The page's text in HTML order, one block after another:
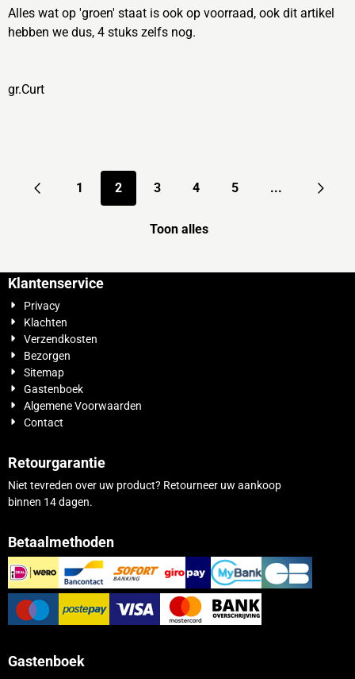
Alles wat op 'groen' staat is ook op voorraad, ook dit artikel
hebben we dus, 4 stuks zelfs nog.
gr.Curt
1 2 3 4 5 ...
Toon alles
Klantenservice
Privacy
Klachten
Verzendkosten
Bezorgen
Sitemap
Gastenboek
Algemene Voorwaarden
Contact
Retourgarantie
Niet tevreden over uw product? Retourneer uw aankoop
binnen 14 dagen.
Betaalmethoden
Gastenboek